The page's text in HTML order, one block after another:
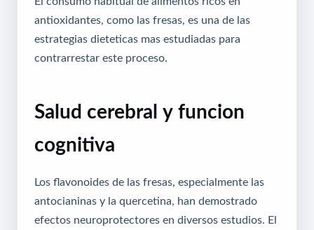
antioxidantes, como las fresas, es una de las
estrategias dieteticas mas estudiadas para
contrarrestar este proceso.
Salud cerebral y funcion
cognitiva
Los flavonoides de las fresas, especialmente las
antocianinas y la quercetina, han demostrado
efectos neuroprotectores en diversos estudios. El